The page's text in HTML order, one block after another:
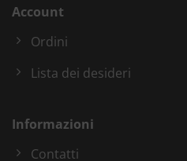
Account
Ordini
Lista dei desideri
Informazioni
Contatti